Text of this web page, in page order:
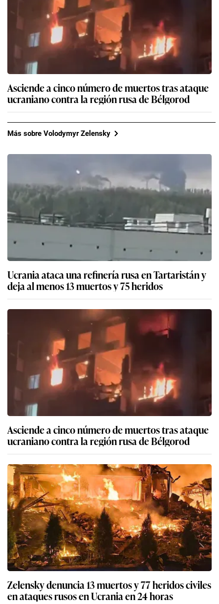
Asciende a cinco número de muertos tras ataque
ucraniano contra la región rusa de Bélgorod
Más sobre Volodymyr Zelensky
Ucrania ataca una refinería rusa en Tartaristán y
deja al menos 13 muertos y 75 heridos
Asciende a cinco número de muertos tras ataque
ucraniano contra la región rusa de Bélgorod
Zelensky denuncia 13 muertos y 77 heridos civiles
en ataques rusos en Ucrania en 24 horas